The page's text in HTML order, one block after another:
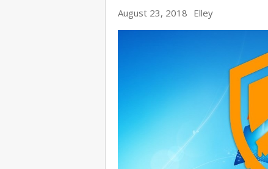
August 23, 2018 Elley